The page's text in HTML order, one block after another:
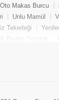
Oto Makas Burcu
Unlu Mamül
Tekerleği
Beden Gömlek